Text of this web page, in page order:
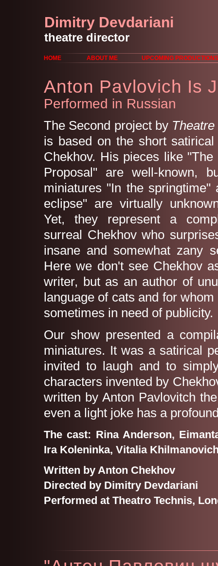
Dimitry Devdariani
theatre director
HOME ABOUT ME UPCOMING PRODUCTIONS
Anton Pavlovich Is
Performed in Russian
The Second project by
is based on the short
Chekhov. His pieces like
Proposal" are well-known,
miniatures "In the springtime"
eclipse" are virtually
Yet, they represent a
surreal Chekhov who
insane and somewhat zany
Here we don't see Chekhov
writer, but as an author of
language of cats and for
sometimes in need of publicity.
Our show presented a
miniatures. It was a satirical
invited to laugh and to
characters invented by
written by Anton Pavlovitch
even a light joke has a
The cast: Rina Anderson,
Ira Koleninka, Vitalia
Written by Anton Chekhov
Directed by Dimitry Devdariani
Performed at Theatro Technis,